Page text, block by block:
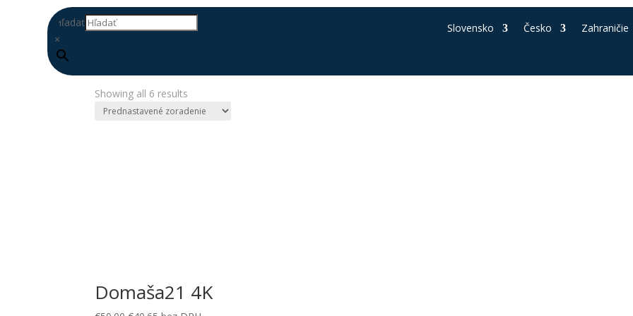
Hľadať
×
Slovensko Česko Zahraničie
Showing all 6 results
Domaša21 4K